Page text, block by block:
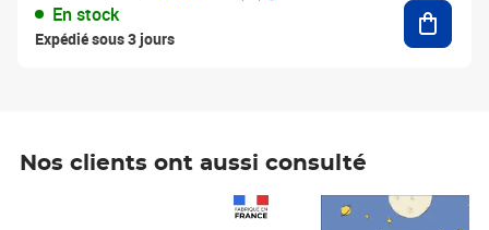
En stock
Expédié sous 3 jours
Nos clients ont aussi consulté
Prix 7,50€